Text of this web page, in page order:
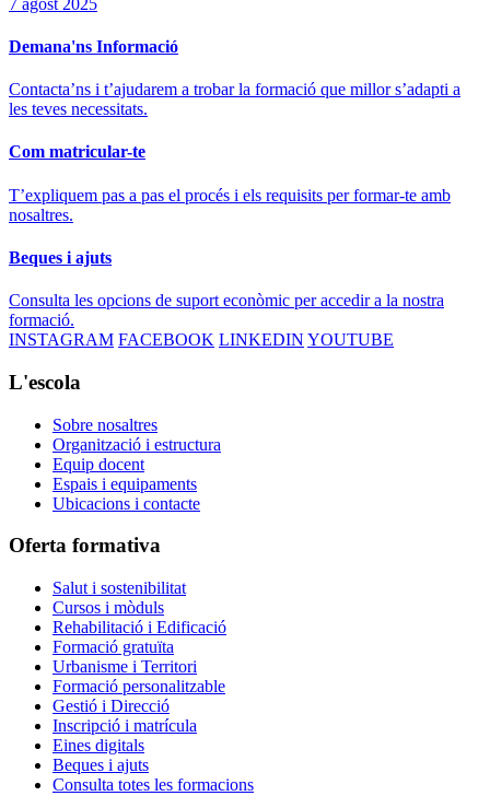
Demana'ns Informació
Contacta’ns i t’ajudarem a trobar la formació que millor s’adapti a
les teves necessitats.
Com matricular-te
T’expliquem pas a pas el procés i els requisits per formar-te amb
nosaltres.
Beques i ajuts
Consulta les opcions de suport econòmic per accedir a la nostra
formació.
INSTAGRAM FACEBOOK LINKEDIN YOUTUBE
L'escola
Sobre nosaltres
Organització i estructura
Equip docent
Espais i equipaments
Ubicacions i contacte
Oferta formativa
Salut i sostenibilitat
Cursos i mòduls
Rehabilitació i Edificació
Formació gratuïta
Urbanisme i Territori
Formació personalitzable
Gestió i Direcció
Inscripció i matrícula
Eines digitals
Beques i ajuts
Consulta totes les formacions